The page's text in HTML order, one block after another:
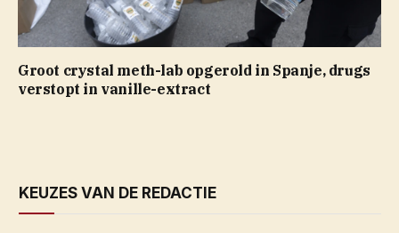
Groot crystal meth-lab opgerold in Spanje, drugs
verstopt in vanille-extract
KEUZES VAN DE REDACTIE